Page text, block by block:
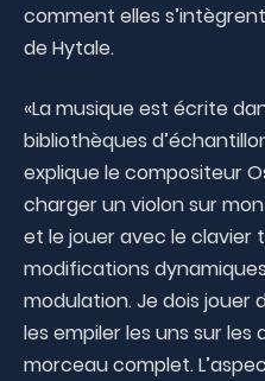
comment elles
de Hytale.
«La musique est écrite
bibliothèques
explique le compositeur
charger un violon sur
et le jouer avec le clavier
modifications
modulation. Je dois
les empiler les uns sur
morceau complet.